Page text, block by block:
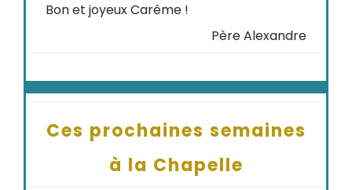
Bon et joyeux Carême !
Père Alexandre
Ces prochaines semaines
à la Chapelle